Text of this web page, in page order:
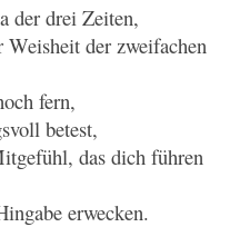
der drei Zeiten,
Weisheit der zweifachen
fern,
betest,
das dich führen
erwecken.